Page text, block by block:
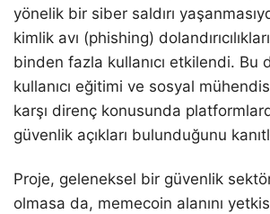
yönelik bir siber saldırı
kimlik avı (phishing)
binden fazla kullanıcı etkilendi. Bu
kullanıcı eğitimi ve sosyal
karşı direnç konusunda
güvenlik açıkları bulunduğunu
Proje, geleneksel bir güvenlik
olmasa da, memecoin alanını